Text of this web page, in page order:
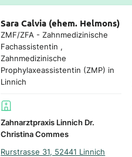
Sara Calvia (ehem. Helmons)
ZMF/ZFA - Zahnmedizinische
Fachassistentin ,
Zahnmedizinische
Prophylaxeassistentin (ZMP) in
Linnich
Zahnarztpraxis Linnich Dr.
Christina Commes
Rurstrasse 31, 52441 Linnich